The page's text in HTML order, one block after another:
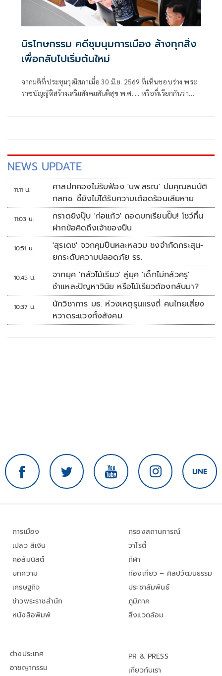
นิรโทษกรรม คดีชุมนุมการเมือง ล้างทุกสิ่ง
เพื่อกลับไปเริ่มต้นใหม่
จากมติที่ประชุมวุฒิสภาเมื่อ 30 มิ.ย. 2569 ที่เห็นชอบร่าง พระ
ราชบัญญัติสร้างเสริมสังคมสันติสุข พ.ศ. ... หรือที่เรียกกันว่า
NEWS UPDATE
11:11 น.
ศาลปกคองไม่รับฟ้อง 'นพ.สรณ' ปมคุณสมบัติ
กสทช. ชี้ยังไม่ได้รับความเดือดร้อนเสียหาย
11:03 น.
กราดยิงปุ๊บ 'ก่อแก้ว' ถอดบทเรียนปั๊บ! โชว์กึ๋น
ฝากข้อคิดถึงเจ้าของปืน
10:51 น.
'สุรเดช' จวกคุมปืนหละหลวม ชงจำกัดกระสุน-
ยกระดับความปลอดภัย รร.
10:45 น.
จากยุค 'กลัวไม้เรียว' สู่ยุค 'เด็กไม่กลัวครู'
ชำแหละปัญหาวินัย หรือไม้เรียวต้องกลับมา?
10:37 น.
นักวิชาการ มธ. ห่วงเหตุรุนแรงถี่ คนไทยเสี่ยง
หวาดระแวงทั้งสังคม
การเมือง
เปลว สีเงิน
คอลัมนิสต์
บทความ
เศรษฐกิจ
ข่าวพระราชสำนัก
หนังสือพิมพ์
กรองสถานการณ์
วาไรตี้
กีฬา
ท่องเที่ยว – ศิลปวัฒนธรรม
ประชาสัมพันธ์
ภูมิภาค
สิ่งแวดล้อม
ต่างประเทศ
อาชญากรรม
PR & PRESS
เกี่ยวกับเรา